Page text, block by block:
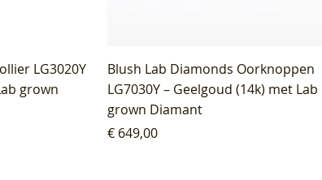
LG3020Y
grown
Blush Lab Diamonds Oorknoppen
LG7030Y – Geelgoud (14k) met Lab
grown Diamant
Prijs
€ 649,00